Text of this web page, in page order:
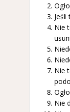
Nie
Nie
Nie